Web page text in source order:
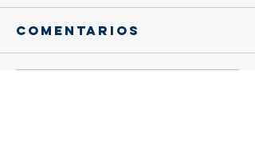
Comentarios